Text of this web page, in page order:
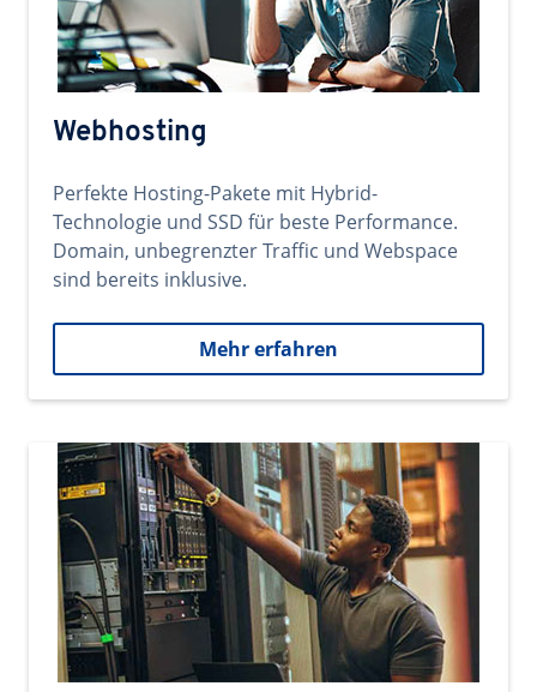
Webhosting
Perfekte Hosting-Pakete mit Hybrid-
Technologie und SSD für beste Performance.
Domain, unbegrenzter Traffic und Webspace
sind bereits inklusive.
Mehr erfahren